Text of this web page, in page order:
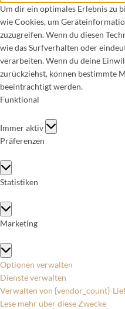
Um dir ein optimales Erlebnis zu
wie Cookies, um
zuzugreifen. Wenn du diesen
wie das Surfverhalten oder
verarbeiten. Wenn du deine
zurückziehst, können bestimmte
beeinträchtigt werden.
Funktional
Funktional
Immer aktiv
Präferenzen
Präferenzen
Statistiken
Statistiken
Marketing
Marketing
Optionen verwalten
Dienste verwalten
Verwalten von {vendor_count}-
Lese mehr über diese Zwecke